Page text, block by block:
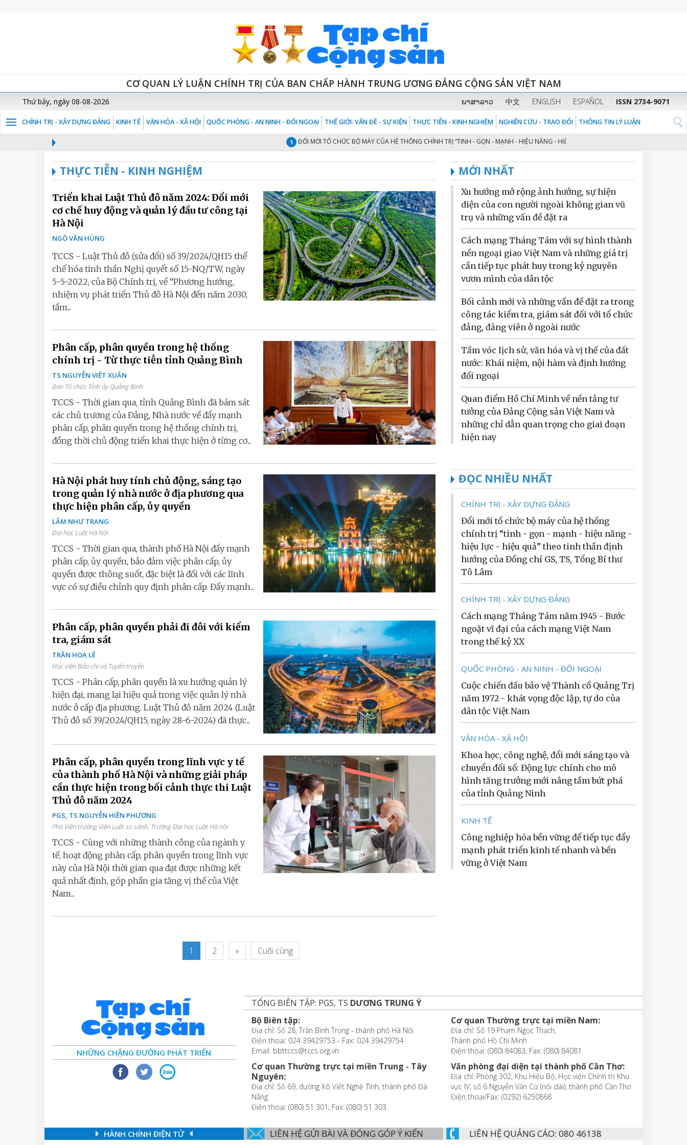
CƠ QUAN LÝ LUẬN CHÍNH TRỊ CỦA BAN CHẤP HÀNH TRUNG ƯƠNG ĐẢNG CỘNG SẢN VIỆT NAM
Thứ bảy, ngày 08-08-2026 ພາສາລາວ 中文 ENGLISH ESPAÑOL ISSN 2734-9071
CHÍNH TRỊ - XÂY DỰNG ĐẢNG KINH TẾ VĂN HÓA - XÃ HỘI QUỐC PHÒNG - AN NINH - ĐỐI NGOẠI THẾ GIỚI: VẤN ĐỀ - SỰ KIỆN THỰC TIỄN - KINH NGHIỆM NGHIÊN CỨU - TRAO ĐỔI THÔNG TIN LÝ LUẬN
ĐỔI MỚI TỔ CHỨC BỘ MÁY CỦA HỆ THỐNG CHÍNH TRỊ “TINH - GỌN - MẠNH - HIỆU NĂNG - HIỆU LỰC - HIỆU QUẢ” THEO TINH THẦN ĐỊNH
THỰC TIỄN - KINH NGHIỆM
Triển khai Luật Thủ đô năm 2024: Đổi mới
cơ chế huy động và quản lý đầu tư công tại
Hà Nội
NGÔ VĂN HÙNG
TCCS - Luật Thủ đô (sửa đổi) số 39/2024/QH15 thể
chế hóa tinh thần Nghị quyết số 15-NQ/TW, ngày
5-5-2022, của Bộ Chính trị, về “Phương hướng,
nhiệm vụ phát triển Thủ đô Hà Nội đến năm 2030,
tầm...
Phân cấp, phân quyền trong hệ thống
chính trị - Từ thực tiễn tỉnh Quảng Bình
TS NGUYỄN VIẾT XUÂN
Ban Tổ chức Tỉnh ủy Quảng Bình
TCCS - Thời gian qua, tỉnh Quảng Bình đã bám sát
các chủ trương của Đảng, Nhà nước về đẩy mạnh
phân cấp, phân quyền trong hệ thống chính trị,
đồng thời chủ động triển khai thực hiện ở từng cơ...
Hà Nội phát huy tính chủ động, sáng tạo
trong quản lý nhà nước ở địa phương qua
thực hiện phân cấp, ủy quyền
LÂM NHƯ TRANG
Đại học Luật Hà Nội
TCCS - Thời gian qua, thành phố Hà Nội đẩy mạnh
phân cấp, ủy quyền, bảo đảm việc phân cấp, ủy
quyền được thông suốt, đặc biệt là đối với các lĩnh
vực có sự điều chỉnh quy định phân cấp. Đẩy mạnh...
Phân cấp, phân quyền phải đi đôi với kiểm
tra, giám sát
TRẦN HOA LÊ
Học viện Báo chí và Tuyên truyền
TCCS - Phân cấp, phân quyền là xu hướng quản lý
hiện đại, mang lại hiệu quả trong việc quản lý nhà
nước ở cấp địa phương. Luật Thủ đô năm 2024 (Luật
Thủ đô số 39/2024/QH15, ngày 28-6-2024) đã thực...
Phân cấp, phân quyền trong lĩnh vực y tế
của thành phố Hà Nội và những giải pháp
cần thực hiện trong bối cảnh thực thi Luật
Thủ đô năm 2024
PGS, TS NGUYỄN HIỀN PHƯƠNG
Phó Viện trưởng Viện Luật so sánh, Trường Đại học Luật Hà nội
TCCS - Cùng với những thành công của ngành y
tế, hoạt động phân cấp, phân quyền trong lĩnh vực
này của Hà Nội thời gian qua đạt được những kết
quả nhất định, góp phần gia tăng vị thế của Việt
Nam...
1 2 » Cuối cùng
MỚI NHẤT
Xu hướng mở rộng ảnh hưởng, sự hiện
diện của con người ngoài không gian vũ
trụ và những vấn đề đặt ra
Cách mạng Tháng Tám với sự hình thành
nền ngoại giao Việt Nam và những giá trị
cần tiếp tục phát huy trong kỷ nguyên
vươn mình của dân tộc
Bối cảnh mới và những vấn đề đặt ra trong
công tác kiểm tra, giám sát đối với tổ chức
đảng, đảng viên ở ngoài nước
Tầm vóc lịch sử, văn hóa và vị thế của đất
nước: Khái niệm, nội hàm và định hướng
đối ngoại
Quan điểm Hồ Chí Minh về nền tảng tư
tưởng của Đảng Cộng sản Việt Nam và
những chỉ dẫn quan trọng cho giai đoạn
hiện nay
ĐỌC NHIỀU NHẤT
CHÍNH TRỊ - XÂY DỰNG ĐẢNG
Đổi mới tổ chức bộ máy của hệ thống
chính trị “tinh - gọn - mạnh - hiệu năng -
hiệu lực - hiệu quả” theo tinh thần định
hướng của Đồng chí GS, TS, Tổng Bí thư
Tô Lâm
CHÍNH TRỊ - XÂY DỰNG ĐẢNG
Cách mạng Tháng Tám năm 1945 - Bước
ngoặt vĩ đại của cách mạng Việt Nam
trong thế kỷ XX
QUỐC PHÒNG - AN NINH - ĐỐI NGOẠI
Cuộc chiến đấu bảo vệ Thành cổ Quảng Trị
năm 1972 - khát vọng độc lập, tự do của
dân tộc Việt Nam
VĂN HÓA - XÃ HỘI
Khoa học, công nghệ, đổi mới sáng tạo và
chuyển đổi số: Động lực chính cho mô
hình tăng trưởng mới nâng tầm bứt phá
của tỉnh Quảng Ninh
KINH TẾ
Công nghiệp hóa bền vững để tiếp tục đẩy
mạnh phát triển kinh tế nhanh và bền
vững ở Việt Nam
NHỮNG CHẶNG ĐƯỜNG PHÁT TRIỂN
TỔNG BIÊN TẬP: PGS, TS DƯƠNG TRUNG Ý
Bộ Biên tập:
Địa chỉ: Số 28, Trần Bình Trọng - thành phố Hà Nội
Điện thoại: 024 39429753 - Fax: 024 39429754
Email: bbttccs@tccs.org.vn
Cơ quan Thường trực tại miền Trung - Tây
Nguyên:
Địa chỉ: Số 69, đường Xô Viết Nghệ Tĩnh, thành phố Đà
Nẵng
Điện thoại: (080) 51 301; Fax: (080) 51 303
Cơ quan Thường trực tại miền Nam:
Địa chỉ: Số 19 Phạm Ngọc Thạch,
Thành phố Hồ Chí Minh
Điện thoại: (080) 84083; Fax: (080) 84081
Văn phòng đại diện tại thành phố Cần Thơ:
Địa chỉ: Phòng 302, Khu Hiệu Bộ, Học viện Chính trị Khu
vực IV, số 6 Nguyễn Văn Cừ (nối dài), thành phố Cần Thơ
Điện thoại/Fax: (0292) 6250868
HÀNH CHÍNH ĐIỆN TỬ LIÊN HỆ GỬI BÀI VÀ ĐÓNG GÓP Ý KIẾN LIÊN HỆ QUẢNG CÁO: 080 46138